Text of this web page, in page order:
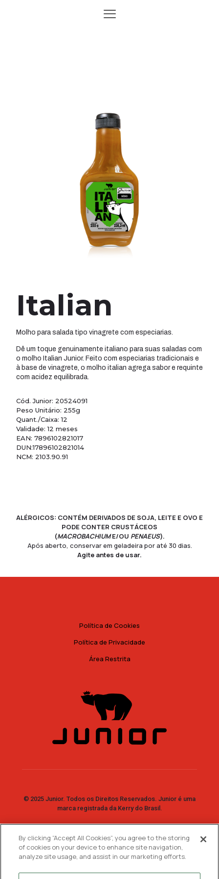
Italian
Molho para salada tipo vinagrete com especiarias.
Dê um toque genuinamente italiano para suas saladas com
o molho Italian Junior. Feito com especiarias tradicionais e
à base de vinagrete, o molho italian agrega sabor e requinte
com acidez equilibrada.
Cód. Junior: 20524091
Peso Unitário: 255g
Quant./Caixa: 12
Validade: 12 meses
EAN: 7896102821017
DUN:17896102821014
NCM: 2103.90.91
ALÉRGICOS: CONTÉM DERIVADOS DE SOJA, LEITE E OVO E
PODE CONTER CRUSTÁCEOS
(MACROBACHIUME/OU PENAEUS).
Após aberto, conservar em geladeira por até 30 dias.
Agite antes de usar.
Política de Cookies
Política de Privacidade
Área Restrita
© 2025 Junior. Todos os Direitos Reservados. Junior é uma
marca registrada da Kerry do Brasil.
Fale Conosco
By clicking “Accept All Cookies”, you agree to the storing
of cookies on your device to enhance site navigation,
analyze site usage, and assist in our marketing efforts.